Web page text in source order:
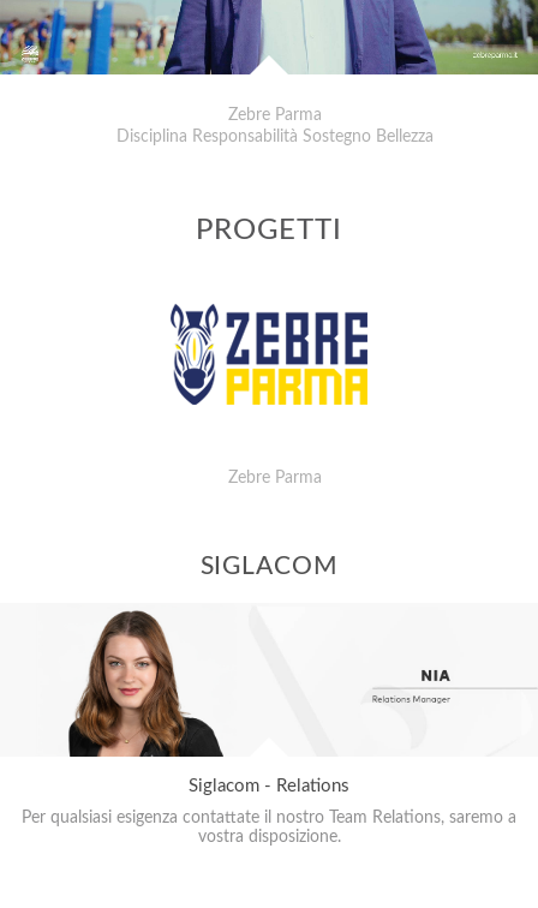
Zebre Parma
Disciplina Responsabilità Sostegno Bellezza
PROGETTI
Zebre Parma
SIGLACOM
Siglacom - Relations
Per qualsiasi esigenza contattate il nostro Team Relations, saremo a
vostra disposizione.